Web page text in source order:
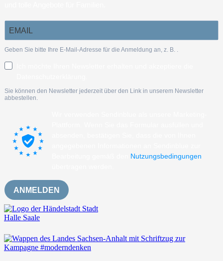
Geben Sie bitte Ihre E-Mail-Adresse für die Anmeldung an, z. B. .
Sie können den Newsletter jederzeit über den Link in unserem Newsletter
abbestellen.
Nutzungsbedingungen
ANMELDEN